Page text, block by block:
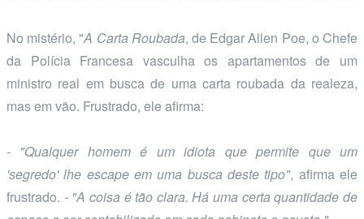
No mistério, "A Carta Roubada, de Edgar Allen Poe, o Chefe
da Polícia Francesa vasculha os apartamentos de um
ministro real em busca de uma carta roubada da realeza,
mas em vão. Frustrado, ele afirma:
- "Qualquer homem é um idiota que permite que um
'segredo' lhe escape em uma busca deste tipo", afirma ele
frustrado. - "A coisa é tão clara. Há uma certa quantidade de